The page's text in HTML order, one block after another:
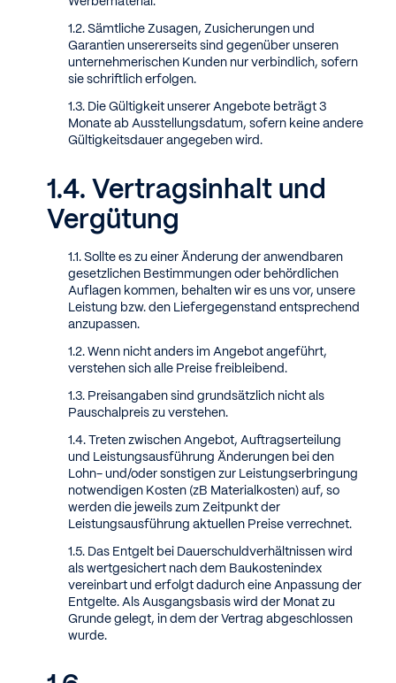
Sämtliche Zusagen, Zusicherungen und
Garantien unsererseits sind gegenüber unseren
unternehmerischen Kunden nur verbindlich, sofern
sie schriftlich erfolgen.
Die Gültigkeit unserer Angebote beträgt 3
Monate ab Ausstellungsdatum, sofern keine andere
Gültigkeitsdauer angegeben wird.
Vertragsinhalt und
Vergütung
Sollte es zu einer Änderung der anwendbaren
gesetzlichen Bestimmungen oder behördlichen
Auflagen kommen, behalten wir es uns vor, unsere
Leistung bzw. den Liefergegenstand entsprechend
anzupassen.
Wenn nicht anders im Angebot angeführt,
verstehen sich alle Preise freibleibend.
Preisangaben sind grundsätzlich nicht als
Pauschalpreis zu verstehen.
Treten zwischen Angebot, Auftragserteilung
und Leistungsausführung Änderungen bei den
Lohn- und/oder sonstigen zur Leistungserbringung
notwendigen Kosten (zB Materialkosten) auf, so
werden die jeweils zum Zeitpunkt der
Leistungsausführung aktuellen Preise verrechnet.
Das Entgelt bei Dauerschuldverhältnissen wird
als wertgesichert nach dem Baukostenindex
vereinbart und erfolgt dadurch eine Anpassung der
Entgelte. Als Ausgangsbasis wird der Monat zu
Grunde gelegt, in dem der Vertrag abgeschlossen
wurde.